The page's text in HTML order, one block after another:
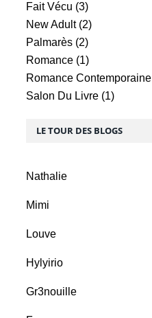
Fait Vécu (3)
New Adult(2)
Palmarès (2)
Romance (1)
Romance Contemporaine
Salon Du Livre (1)
LE TOUR DES BLOGS
Nathalie
Mimi
Louve
Hylyirio
Gr3nouille